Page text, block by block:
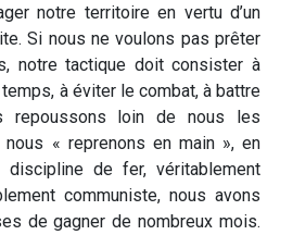
notre territoire en vertu d’un
Si nous ne voulons pas prêter
notre tactique doit consister à
à éviter le combat, à battre
repoussons loin de nous les
« reprenons en main », en
discipline de fer, véritablement
communiste, nous avons
de gagner de nombreux mois.